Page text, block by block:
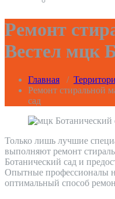
Ремонт
Вестел мцк
Главная /
Ремонт стиральной
сад
Только лишь лучшие
выполняют ремонт
Ботанический сад и
Опытные профессионалы
оптимальный способ